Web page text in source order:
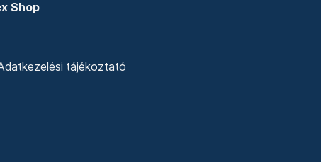
Shop
tájékoztató